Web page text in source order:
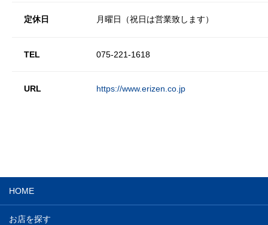
定休日 月曜日（祝日は営業致します）
TEL 075-221-1618
URL https://www.erizen.co.jp
HOME
お店を探す